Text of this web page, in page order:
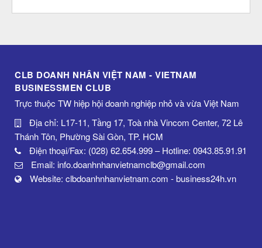
CLB DOANH NHÂN VIỆT NAM - VIETNAM
BUSINESSMEN CLUB
Trực thuộc TW hiệp hội doanh nghiệp nhỏ và vừa Việt Nam
Địa chỉ: L17-11, Tầng 17, Toà nhà Vincom Center, 72 Lê
Thánh Tôn, Phường Sài Gòn, TP. HCM
Điện thoại/Fax: (028) 62.654.999 – Hotline: 0943.85.91.91
Email: info.doanhnhanvietnamclb@gmail.com
Website: clbdoanhnhanvietnam.com - business24h.vn